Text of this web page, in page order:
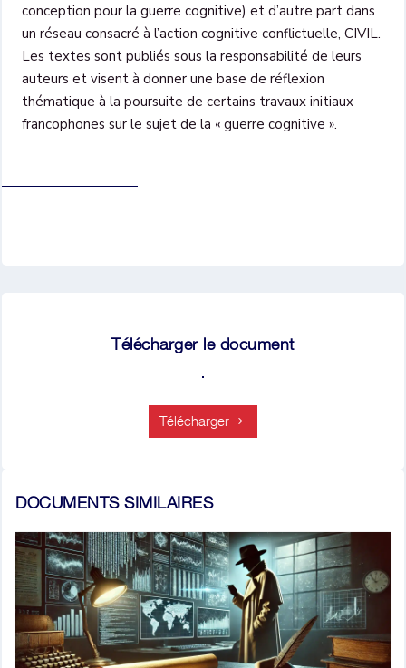
conception pour la guerre cognitive) et d’autre part dans
un réseau consacré à l’action cognitive conflictuelle, CIVIL.
Les textes sont publiés sous la responsabilité de leurs
auteurs et visent à donner une base de réflexion
thématique à la poursuite de certains travaux initiaux
francophones sur le sujet de la « guerre cognitive ».
Télécharger le document
Télécharger
DOCUMENTS SIMILAIRES